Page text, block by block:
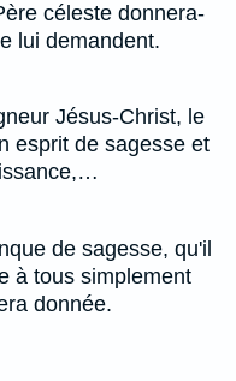
céleste donnera-
lui demandent.
Jésus-Christ, le
esprit de sagesse et
de sagesse, qu'il
à tous simplement
donnée.